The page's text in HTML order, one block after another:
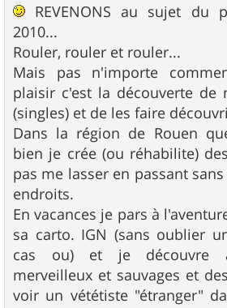
s
s
a
g
e
REVENONS au sujet du
2010...
Rouler, rouler et rouler...
Mais pas n'importe
plaisir c'est la découverte de
(singles) et de les faire
Dans la région de Rouen
bien je crée (ou réhabilite)
pas me lasser en passant
endroits.
En vacances je pars à
sa carto. IGN (sans oublier
cas ou) et je découvre
merveilleux et sauvages et
voir un vététiste "étranger"